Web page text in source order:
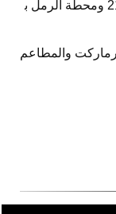
الرئيسية بالاسكندرية مثل المنشية والكيلو 21 ومحطة الرمل ب
والمطاعم